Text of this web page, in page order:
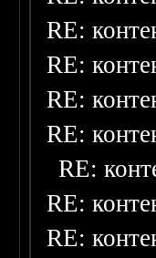
RE:
RE:
RE:
RE:
RE:
RE:
RE: